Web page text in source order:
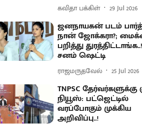
கவிதா பக்கிள் 29 Jul 2026
ஜனநாயகன் படம்
நான் ஜோக்கரா?;
பறித்து
சனம் ஷெட்டி
ராஜமருதவேல் 25 Jul 2026
TNPSC தேர்வர்களுக்கு
நியூஸ்: பட்ஜெட்டில்
வரப்போகும் முக்கிய
அறிவிப்பு..!